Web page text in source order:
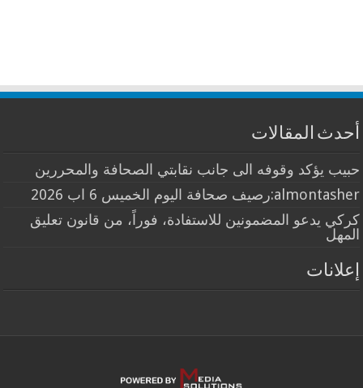
أحدث المقالات
حبيب يؤكد وقوفه الى جانب نقابتي الصحافة والمحررين
almontasher:رصيف صحافة اليوم الخميس 6 اب 2026
كركي يدعو المضمونين للاستفادة، فوراً، من قانون تعليق
المهل
إعلانات